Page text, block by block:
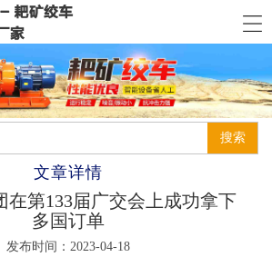
文章详情
在第133届广交会上成功拿下
多国订单
发布时间：2023-04-18